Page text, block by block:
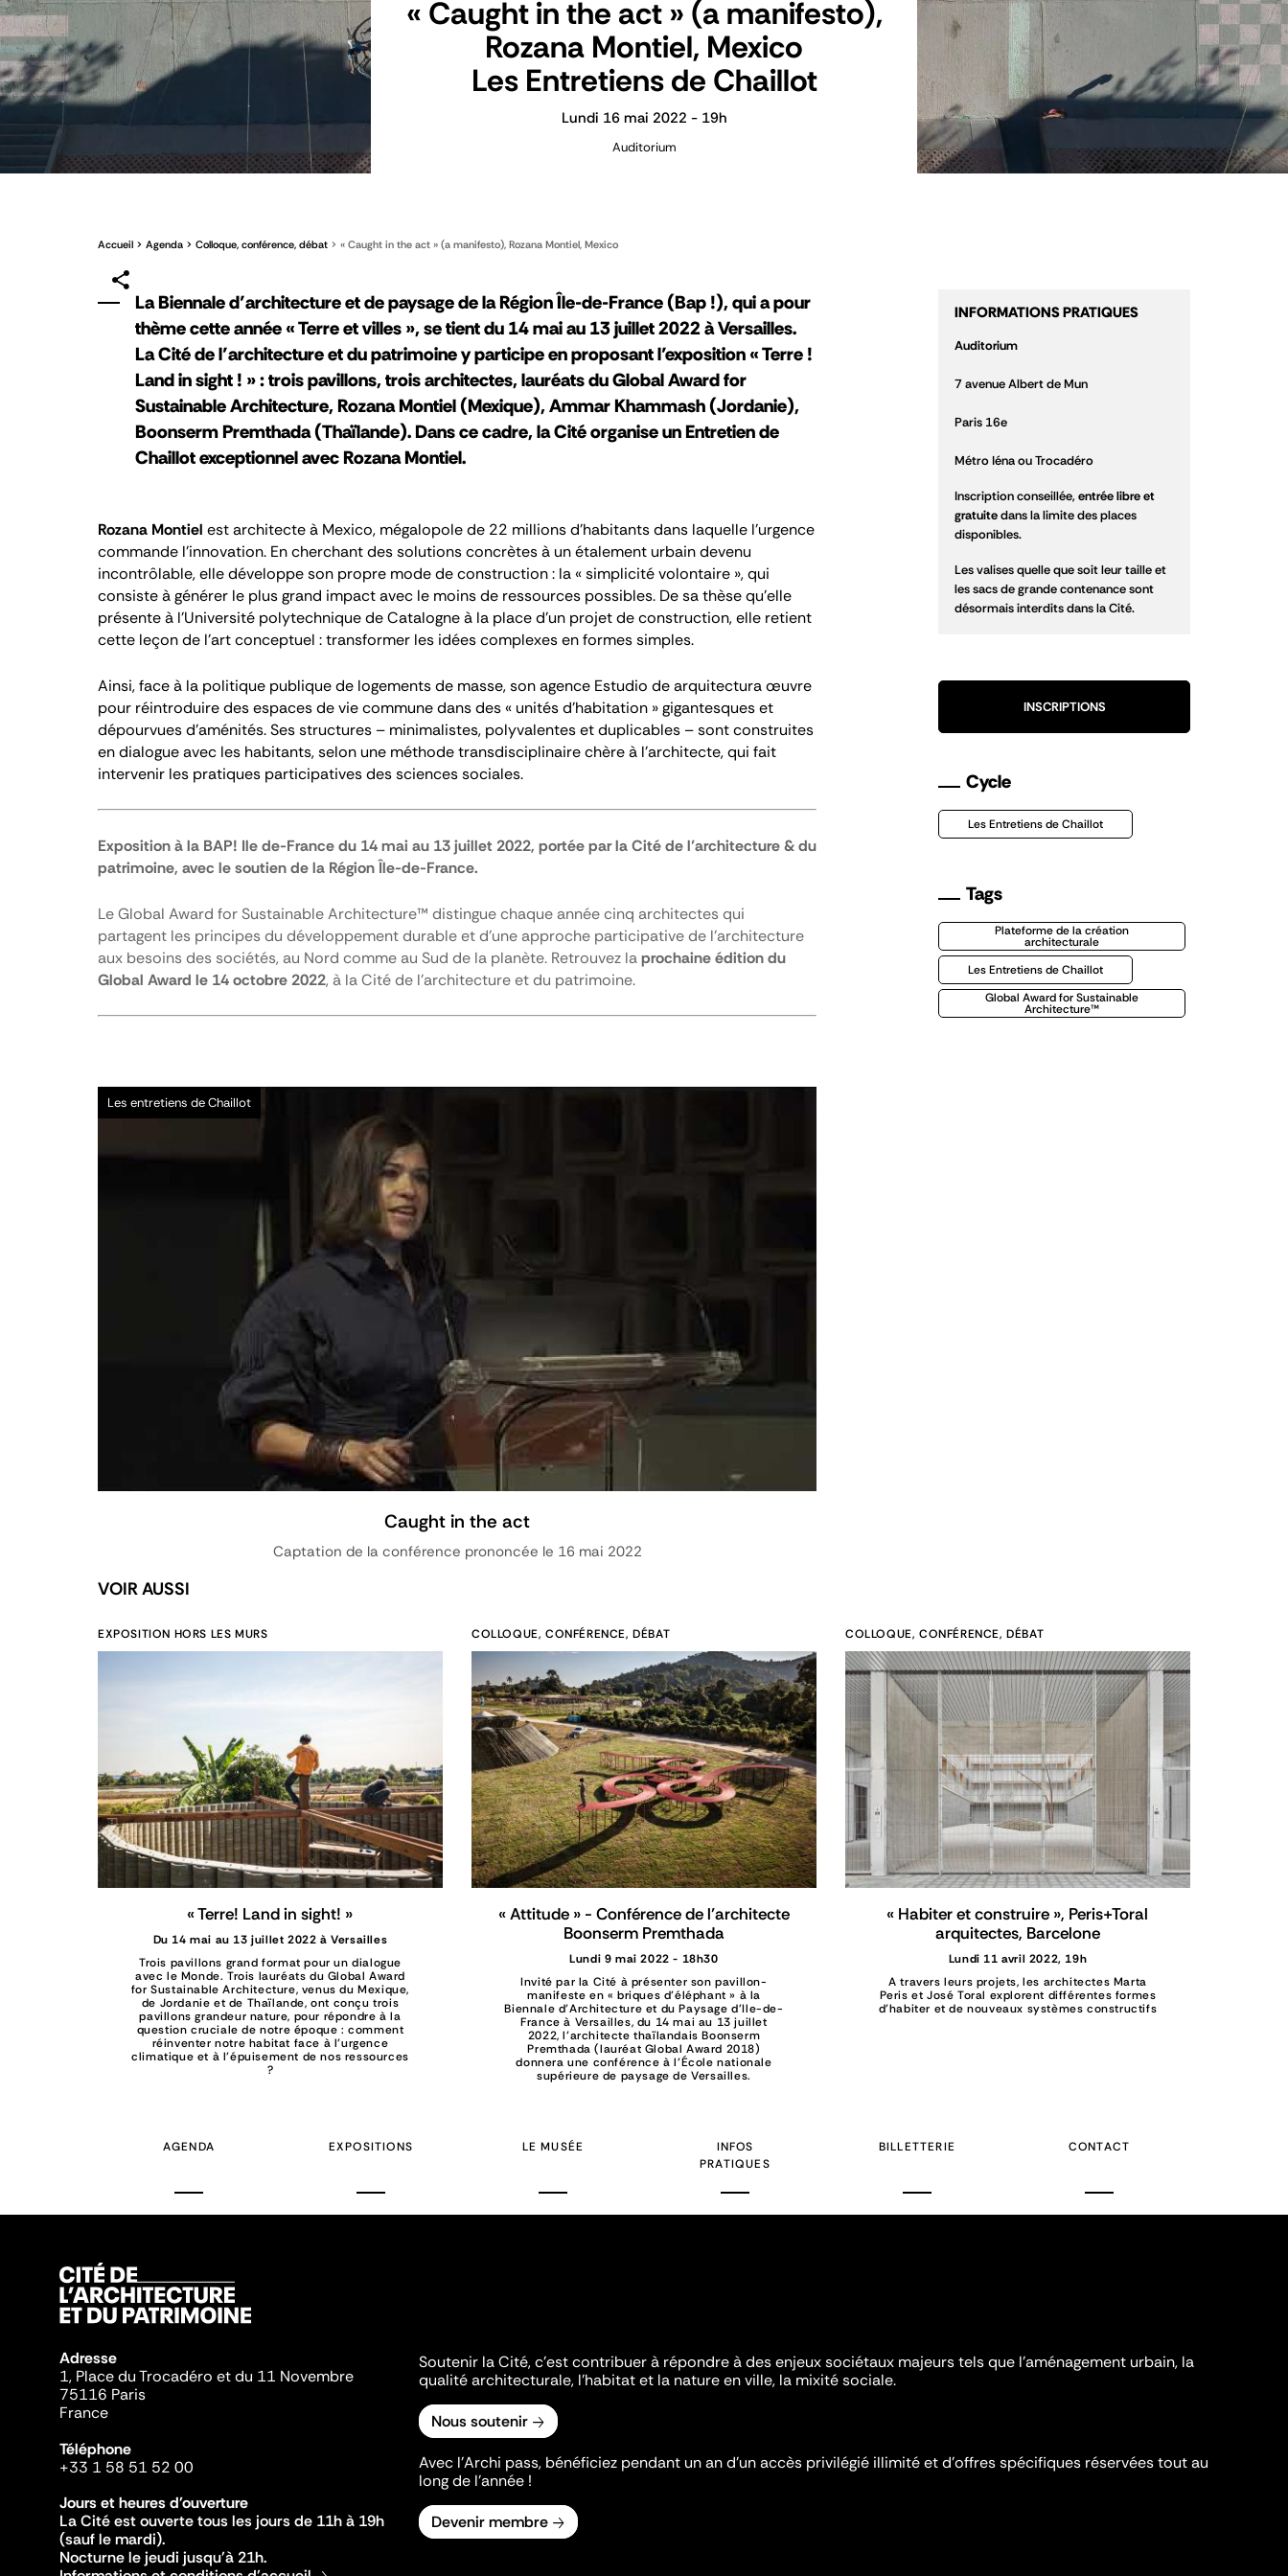
« Caught in the act » (a manifesto),
Rozana Montiel, Mexico
Les Entretiens de Chaillot
Lundi 16 mai 2022 - 19h
Auditorium
Accueil Agenda Colloque, conférence, débat « Caught in the act » (a manifesto), Rozana Montiel, Mexico
La Biennale d’architecture et de paysage de la Région Île-de-France (Bap !), qui a pour
thème cette année « Terre et villes », se tient du 14 mai au 13 juillet 2022 à Versailles.
La Cité de l’architecture et du patrimoine y participe en proposant l’exposition « Terre !
Land in sight ! » : trois pavillons, trois architectes, lauréats du Global Award for
Sustainable Architecture, Rozana Montiel (Mexique), Ammar Khammash (Jordanie),
Boonserm Premthada (Thaïlande). Dans ce cadre, la Cité organise un Entretien de
Chaillot exceptionnel avec Rozana Montiel.
Rozana Montiel est architecte à Mexico, mégalopole de 22 millions d’habitants dans laquelle l’urgence
commande l’innovation. En cherchant des solutions concrètes à un étalement urbain devenu
incontrôlable, elle développe son propre mode de construction : la « simplicité volontaire », qui
consiste à générer le plus grand impact avec le moins de ressources possibles. De sa thèse qu’elle
présente à l’Université polytechnique de Catalogne à la place d’un projet de construction, elle retient
cette leçon de l’art conceptuel : transformer les idées complexes en formes simples.
Ainsi, face à la politique publique de logements de masse, son agence Estudio de arquitecturaœuvre
pour réintroduire des espaces de vie commune dans des « unités d’habitation » gigantesques et
dépourvues d’aménités. Ses structures – minimalistes, polyvalentes et duplicables – sont construites
en dialogue avec les habitants, selon une méthode transdisciplinaire chère à l’architecte, qui fait
intervenir les pratiques participatives des sciences sociales.
Exposition à la BAP! Ile de-France du 14 mai au 13 juillet 2022, portée par la Cité de l’architecture & du
patrimoine, avec le soutien de la Région Île-de-France.
Le Global Award for Sustainable Architecture™ distingue chaque année cinq architectes qui
partagent les principes du développement durable et d’une approche participative de l’architecture
aux besoins des sociétés, au Nord comme au Sud de la planète. Retrouvez laprochaine édition du
Global Award le 14 octobre 2022, à la Cité de l'architecture et du patrimoine.
Vidéo
Les entretiens de Chaillot
Caught in the act
Captation de la conférence prononcée le 16 mai 2022
INFORMATIONS PRATIQUES
Auditorium
7 avenue Albert de Mun
Paris 16e
Métro Iéna ou Trocadéro
Inscription conseillée,entrée libre et
gratuitedans la limite des places
disponibles.
Les valises quelle que soit leur taille et
les sacs de grande contenance sont
désormais interdits dans la Cité.
INSCRIPTIONS
Cycle
Les Entretiens de Chaillot
Tags
Plateforme de la création
architecturale
Les Entretiens de Chaillot
Global Award for Sustainable
Architecture™
VOIR AUSSI
EXPOSITION HORS LES MURS
« Terre! Land in sight! »
Du 14 mai au 13 juillet 2022 à Versailles
Trois pavillons grand format pour un dialogue
avec le Monde. Trois lauréats du Global Award
for Sustainable Architecture, venus du Mexique,
de Jordanie et de Thaïlande, ont conçu trois
pavillons grandeur nature, pour répondre à la
question cruciale de notre époque : comment
réinventer notre habitat face à l’urgence
climatique et à l’épuisement de nos ressources
?
COLLOQUE, CONFÉRENCE, DÉBAT
« Attitude » - Conférence de l’architecte
Boonserm Premthada
Lundi 9 mai 2022 - 18h30
Invité par la Cité à présenter son pavillon-
manifeste en « briques d’éléphant » à la
Biennale d’Architecture et du Paysage d'Ile-de-
France à Versailles, du 14 mai au 13 juillet
2022, l’architecte thaïlandais Boonserm
Premthada (lauréat Global Award 2018)
donnera une conférence à l’École nationale
supérieure de paysage de Versailles.
COLLOQUE, CONFÉRENCE, DÉBAT
« Habiter et construire », Peris+Toral
arquitectes, Barcelone
Lundi 11 avril 2022, 19h
A travers leurs projets, les architectes Marta
Peris et José Toral explorent différentes formes
d’habiter et de nouveaux systèmes constructifs
AGENDA EXPOSITIONS LE MUSÉE
INFOS
PRATIQUES
BILLETTERIE CONTACT
Adresse
1, Place du Trocadéro et du 11 Novembre
75116 Paris
France
Téléphone
+33 1 58 51 52 00
Jours et heures d'ouverture
La Cité est ouverte tous les jours de 11h à 19h
(sauf le mardi).
Nocturne le jeudi jusqu'à 21h.
Soutenir la Cité, c'est contribuer à répondre à des enjeux sociétaux majeurs tels que l'aménagement urbain, la
qualité architecturale, l'habitat et la nature en ville, la mixité sociale.
Nous soutenir
Avec l’Archi pass, bénéficiez pendant un an d’un accès privilégié illimité et d’offres spécifiques réservées tout au
long de l’année !
Devenir membre